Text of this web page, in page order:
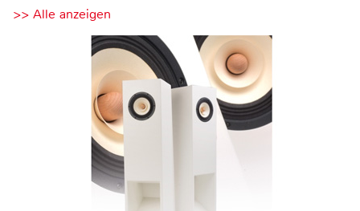
>> Alle anzeigen